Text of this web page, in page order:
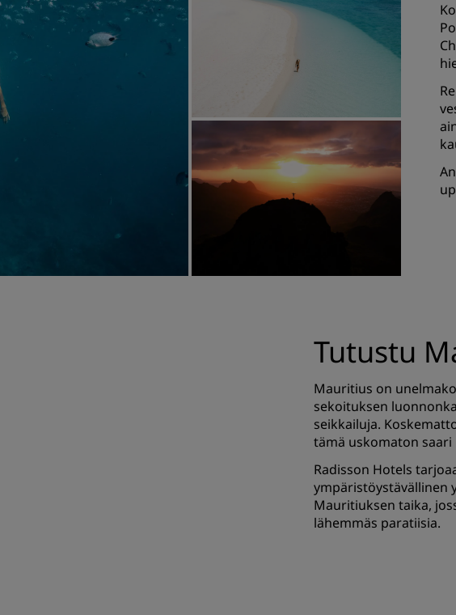
Tutustu
Mauritius on
sekoituksen
seikkailuja.
tämä uskomaton
Radisson Hotels
ympäristöystävällinen
Mauritiuksen taika,
lähemmäs paratiisia.